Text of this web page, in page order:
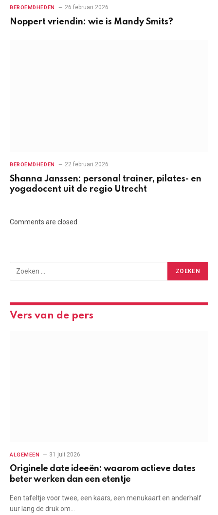
BEROEMDHEDEN 26 februari 2026
Noppert vriendin: wie is Mandy Smits?
BEROEMDHEDEN 22 februari 2026
Shanna Janssen: personal trainer, pilates- en
yogadocent uit de regio Utrecht
Comments are closed.
Vers van de pers
ALGEMEEN 31 juli 2026
Originele date ideeën: waarom actieve dates
beter werken dan een etentje
Een tafeltje voor twee, een kaars, een menukaart en anderhalf
uur lang de druk om…